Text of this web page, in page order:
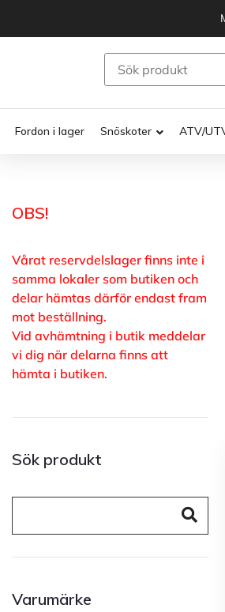
Fordon i lager Snöskoter ATV/
OBS!
Vårat reservdelslager finns inte i
samma lokaler som butiken och
delar hämtas därför endast fram
mot beställning.
Vid avhämtning i butik meddelar
vi dig när delarna finns att
hämta i butiken.
Sök produkt
Varumärke